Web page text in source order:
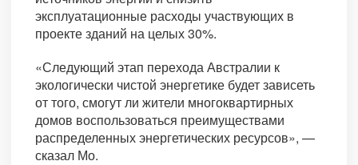
эксплуатационные расходы участвующих в
проекте зданий на целых 30%.
«Следующий этап перехода Австралии к
экологически чистой энергетике будет зависеть
от того, смогут ли жители многоквартирных
домов воспользоваться преимуществами
распределенных энергетических ресурсов», —
сказал Мо.